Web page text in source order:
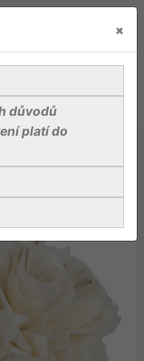
cm - 3 ks
×
důvodů
platí do